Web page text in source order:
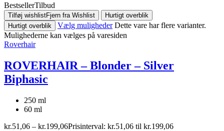
BestsellerTilbud
Tilføj wishlistFjern fra Wishlist
Hurtigt overblik
Hurtigt overblik
Vælg muligheder Dette vare har flere varianter.
Mulighederne kan vælges på varesiden
Roverhair
ROVERHAIR – Blonder – Silver
Biphasic
250 ml
60 ml
kr.51,06 – kr.199,06Prisinterval: kr.51,06 til kr.199,06